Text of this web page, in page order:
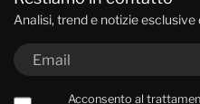
Analisi, trend e notizie
Acconsento al